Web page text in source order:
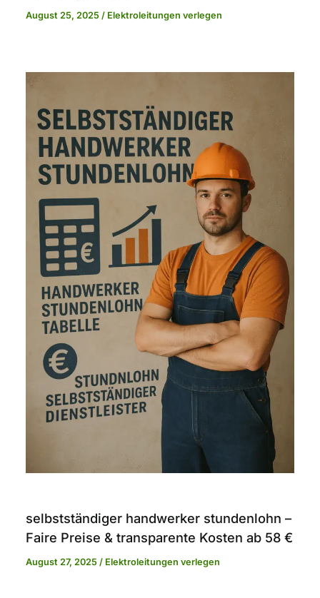
August 25, 2025/ Elektroleitungen verlegen
selbstständiger handwerker stundenlohn –
Faire Preise & transparente Kosten ab 58 €
August 27, 2025/ Elektroleitungen verlegen